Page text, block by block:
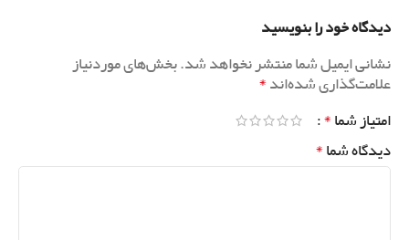
دیدگاه خود را بنویسید
نشانی ایمیل شما منتشر نخواهد شد.بخش‌های موردنیاز
علامت‌گذاری شده‌اند*
امتیاز شما*
دیدگاه شما*